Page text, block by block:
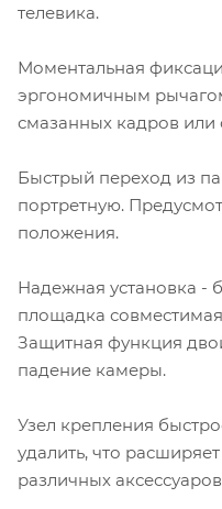
телевика.
Моментальная
эргономичным
смазанных кадров
Быстрый переход из
портретную.
положения.
Надежная установка -
площадка совместимая
Защитная функция
падение камеры.
Узел крепления
удалить, что
различных